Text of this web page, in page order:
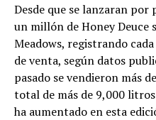
Desde que se lanzaran por
un millón de Honey Deuce
Meadows, registrando
de venta, según datos
pasado se vendieron más
total de más de 9,000
ha aumentado en esta